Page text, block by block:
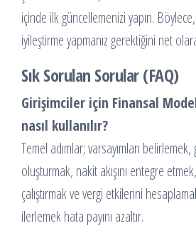
içinde ilk güncellemenizi yapın.
iyileştirme yapmanız gerektiğini net
Sık Sorulan Sorular (FAQ)
Girişimciler için Finansal
nasıl kullanılır?
Temel adımlar; varsayımları
oluşturmak, nakit akışını entegre
çalıştırmak ve vergi etkilerini
ilerlemek hata payını azaltır.